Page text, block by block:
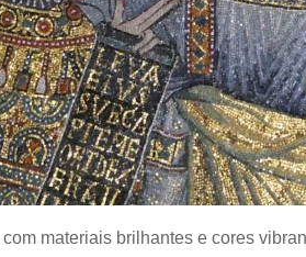
materiais brilhantes e cores